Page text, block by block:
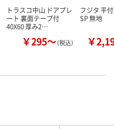
トラスコ中山 ドアプレ
ート 裏面テープ付
40X60 厚み2…
￥295～（税込）
フジタ 平
SP 無地
￥